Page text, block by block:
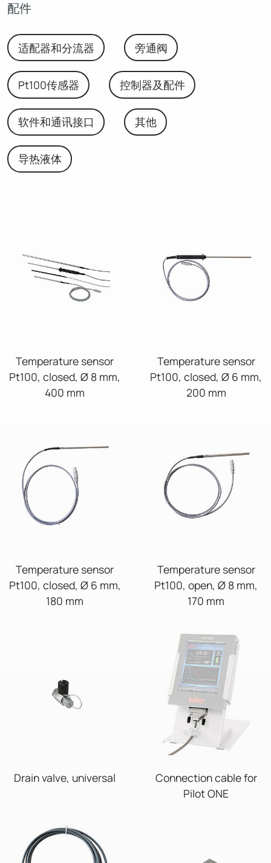
配件
适配器和分流器 旁通阀
Pt100传感器 控制器及配件
软件和通讯接口 其他
导热液体
Temperature sensor
Pt100, closed, Ø 8 mm,
400 mm
Temperature sensor
Pt100, closed, Ø 6 mm,
200 mm
Temperature sensor
Pt100, closed, Ø 6 mm,
180 mm
Temperature sensor
Pt100, open, Ø 8 mm,
170 mm
Drain valve, universal
Connection cable for
Pilot ONE